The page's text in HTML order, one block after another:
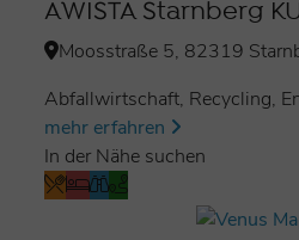
AWISTA Starnberg
Moosstraße 5, 82319
Abfallwirtschaft, Recycling,
mehr erfahren
In der Nähe suchen